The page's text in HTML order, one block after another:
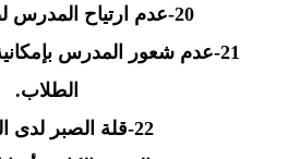
-20عدم ارتياح المدرس
-21عدم شعور المدرس
الطلاب.
-22قلة الصبر لدى